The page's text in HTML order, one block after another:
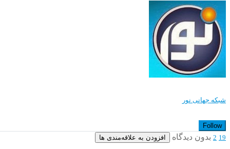
شبکه جهانی نور
Follow
19
2 بدون دیدگاه افزودن به علاقه‌مندی ها